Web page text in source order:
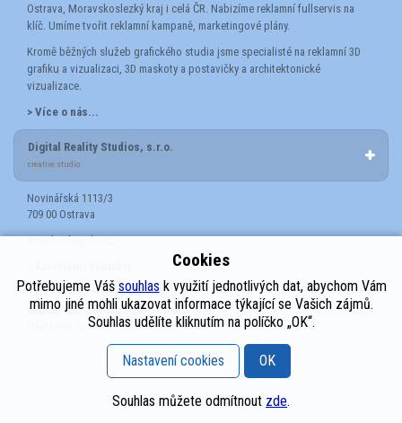
Ostrava, Moravskoslezký kraj i celá ČR. Nabizíme reklamní fullservis na
klíč. Umíme tvořit reklamní kampaně, marketingové plány.
Kromě běžných služeb grafického studia jsme specialisté na reklamní 3D
grafiku a vizualizaci, 3D maskoty a postavičky a architektonické
vizualizace.
> Více o nás...
Digital Reality Studios, s.r.o.
creative studio
Novinářská 1113/3
709 00 Ostrava
e-mail:info@drs.cz
Zásady ochrany osobních údajů
Informace o mimosoudním řešení
Nastavení cookies
Cookies
Potřebujeme Váš souhlas k využití jednotlivých dat, abychom Vám
mimo jiné mohli ukazovat informace týkající se Vašich zájmů.
Souhlas udělíte kliknutím na políčko „OK“.
Nastavení cookies OK
Souhlas můžete odmítnout zde.